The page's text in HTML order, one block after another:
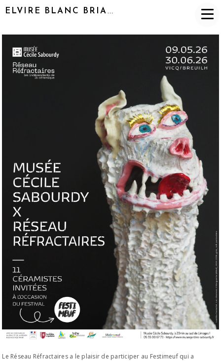
ELVIRE BLANC BRIAND
Le Réseau Réfractaires a le plaisir de participer au Festimeuf qui a